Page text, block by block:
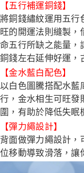
【五行補運銅錢】
將銅錢繡紋運用五行
旺的開運法則縫製，
命五行所缺之能量，
銅錢左右延伸好運，
【金水藍白配色】
以白色圖騰搭配水藍
行，金水相生可旺發
圍，有助於降低失眠
【彈力繩設計】
背面做彈力繩設計，
位移動導致滑落，讓